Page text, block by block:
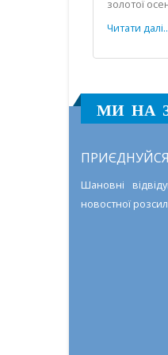
золотої
Читати
МИ НА
Шановні
новостної